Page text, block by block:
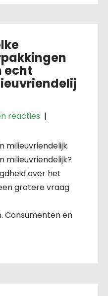
echt
reacties |
milieuvriendelijk
milieuvriendelijk?
over het
grotere vraag
Consumenten en